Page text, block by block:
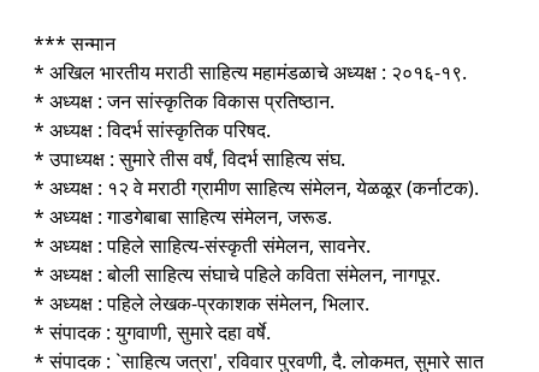
*** सन्मान
* अखिल भारतीय मराठी साहित्य महामंडळाचे अध्यक्ष : २०१६-१९.
* अध्यक्ष : जन सांस्कृतिक विकास प्रतिष्ठान.
* अध्यक्ष : विदर्भ सांस्कृतिक परिषद.
* उपाध्यक्ष : सुमारे तीस वर्षं, विदर्भ साहित्य संघ.
* अध्यक्ष : १२ वे मराठी ग्रामीण साहित्य संमेलन, येळळूर (कर्नाटक).
* अध्यक्ष : गाडगेबाबा साहित्य संमेलन, जरूड.
* अध्यक्ष : पहिले साहित्य-संस्कृती संमेलन, सावनेर.
* अध्यक्ष : बोली साहित्य संघाचे पहिले कविता संमेलन, नागपूर.
* अध्यक्ष : पहिले लेखक-प्रकाशक संमेलन, भिलार.
* संपादक : युगवाणी, सुमारे दहा वर्षे.
* संपादक : `साहित्य जत्रा', रविवार पुरवणी, दै. लोकमत, सुमारे सात